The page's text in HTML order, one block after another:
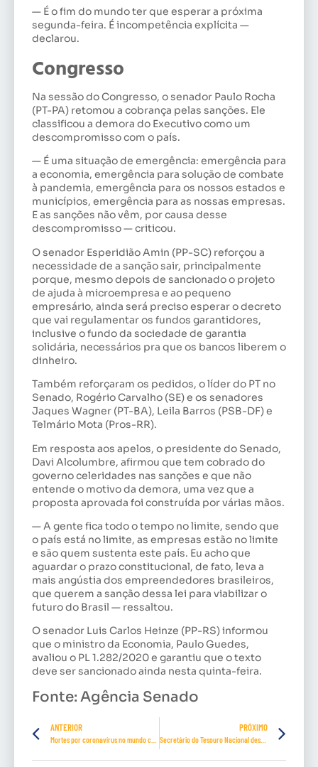
— É o fim do mundo ter que esperar a próxima
segunda-feira. É incompetência explícita —
declarou.
Congresso
Na sessão do Congresso, o senador Paulo Rocha
(PT-PA) retomou a cobrança pelas sanções. Ele
classificou a demora do Executivo como um
descompromisso com o país.
— É uma situação de emergência: emergência para
a economia, emergência para solução de combate
à pandemia, emergência para os nossos estados e
municípios, emergência para as nossas empresas.
E as sanções não vêm, por causa desse
descompromisso — criticou.
O senador Esperidião Amin (PP-SC) reforçou a
necessidade de a sanção sair, principalmente
porque, mesmo depois de sancionado o projeto
de ajuda à microempresa e ao pequeno
empresário, ainda será preciso esperar o decreto
que vai regulamentar os fundos garantidores,
inclusive o fundo da sociedade de garantia
solidária, necessários pra que os bancos liberem o
dinheiro.
Também reforçaram os pedidos, o líder do PT no
Senado, Rogério Carvalho (SE) e os senadores
Jaques Wagner (PT-BA), Leila Barros (PSB-DF) e
Telmário Mota (Pros-RR).
Em resposta aos apelos, o presidente do Senado,
Davi Alcolumbre, afirmou que tem cobrado do
governo celeridades nas sanções e que não
entende o motivo da demora, uma vez que a
proposta aprovada foi construída por várias mãos.
— A gente fica todo o tempo no limite, sendo que
o país está no limite, as empresas estão no limite
e são quem sustenta este país. Eu acho que
aguardar o prazo constitucional, de fato, leva a
mais angústia dos empreendedores brasileiros,
que querem a sanção dessa lei para viabilizar o
futuro do Brasil — ressaltou.
O senador Luis Carlos Heinze (PP-RS) informou
que o ministro da Economia, Paulo Guedes,
avaliou o PL 1.282/2020 e garantiu que o texto
deve ser sancionado ainda nesta quinta-feira.
Fonte: Agência Senado
ANTERIOR PRÓXIMO
Secretário do Tesouro Nacional descarta aumento de imposto